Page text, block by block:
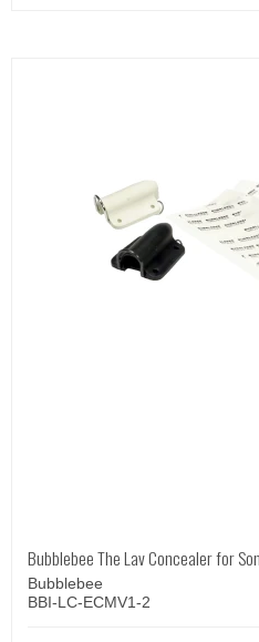
Bubblebee The Lav Concealer for
Bubblebee
BBI-LC-ECMV1-2